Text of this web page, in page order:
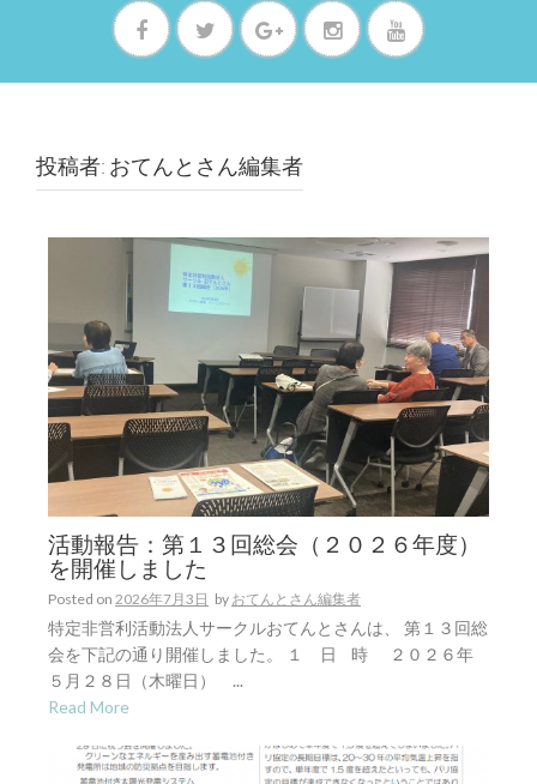
投稿者: おてんとさん編集者
活動報告：第１３回総会（２０２６年度）
を開催しました
Posted on 2026年7月3日 by おてんとさん編集者
特定非営利活動法人サークルおてんとさんは、 第１３回総
会を下記の通り開催しました。 １ 日 時 ２０２６年
５月２８日（木曜日） ...
Read More